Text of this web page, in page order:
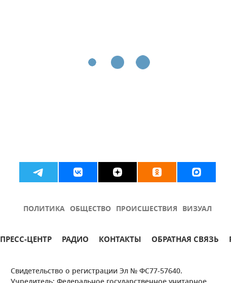
ПОЛИТИКА ОБЩЕСТВО ПРОИСШЕСТВИЯ ВИЗУАЛ
ПРЕСС-ЦЕНТР РАДИО КОНТАКТЫ ОБРАТНАЯ СВЯЗЬ
Свидетельство о регистрации Эл № ФС77-57640.